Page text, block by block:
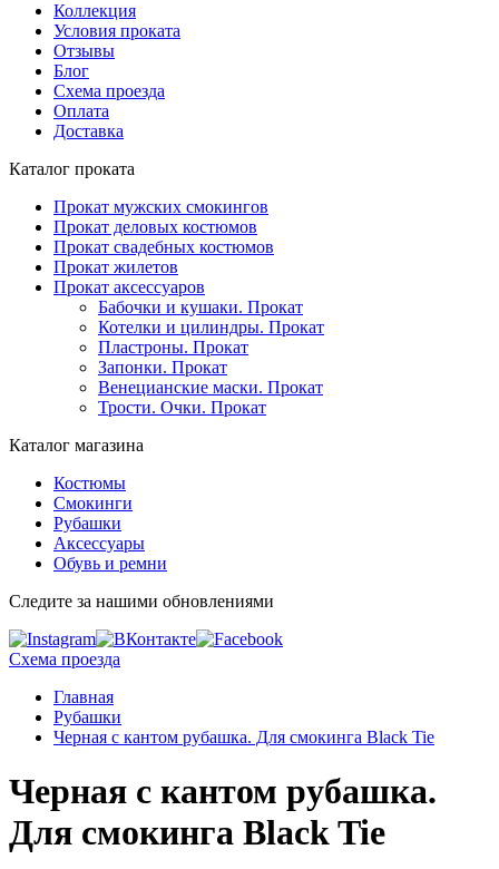
Коллекция
Условия проката
Отзывы
Блог
Схема проезда
Оплата
Доставка
Каталог проката
Прокат мужских смокингов
Прокат деловых костюмов
Прокат свадебных костюмов
Прокат жилетов
Прокат аксессуаров
Бабочки и кушаки. Прокат
Котелки и цилиндры. Прокат
Пластроны. Прокат
Запонки. Прокат
Венецианские маски. Прокат
Трости. Очки. Прокат
Каталог магазина
Костюмы
Смокинги
Рубашки
Аксессуары
Обувь и ремни
Следите за нашими обновлениями
Схема проезда
Главная
Рубашки
Черная с кантом рубашка. Для смокинга Black Tie
Черная с кантом рубашка.
Для смокинга Black Tie